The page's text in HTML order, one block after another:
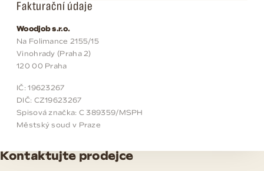
Fakturační údaje
Woodjob s.r.o.
Na Folimance 2155/15
Vinohrady (Praha 2)
120 00 Praha
IČ: 19623267
DIČ: CZ19623267
Spisová značka: C 389359/MSPH
Městský soud v Praze
Kontaktujte prodejce